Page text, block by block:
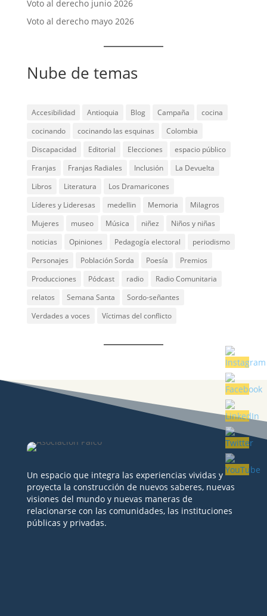
Voto al derecho junio 2026
Voto al derecho mayo 2026
Nube de temas
Accesibilidad Antioquia Blog Campaña
cocina
cocinando
cocinando las esquinas
Colombia
Discapacidad
Editorial Elecciones
espacio público
Franjas
Franjas Radiales Inclusión
La Devuelta
Libros
Literatura
Los Dramaricones
Líderes y Lideresas
medellin Memoria
Milagros
Mujeres
museo Música niñez
Niños y niñas
noticias
Opiniones Pedagogía electoral
periodismo
Personajes
Población Sorda Poesía
Premios
Producciones
Pódcast radio
Radio Comunitaria
relatos
Semana Santa
Sordo-señantes
Verdades a voces
Víctimas del conflicto
Un espacio que integra las experiencias vividas y
proyecta la construcción de nuevos saberes, nuevas
visiones del mundo y nuevas maneras de
relacionarse con las comunidades, las instituciones
públicas y privadas.